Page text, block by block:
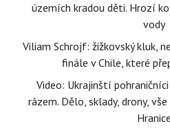
územích kradou děti. Hrozí
vody
Viliam Schrojf: žižkovský kluk,
finále v Chile, které
Video: Ukrajinští
rázem. Dělo, sklady, drony,
Hranice